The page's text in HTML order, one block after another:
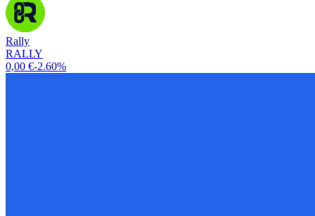
Rally
RALLY
0,00 €-2.60%